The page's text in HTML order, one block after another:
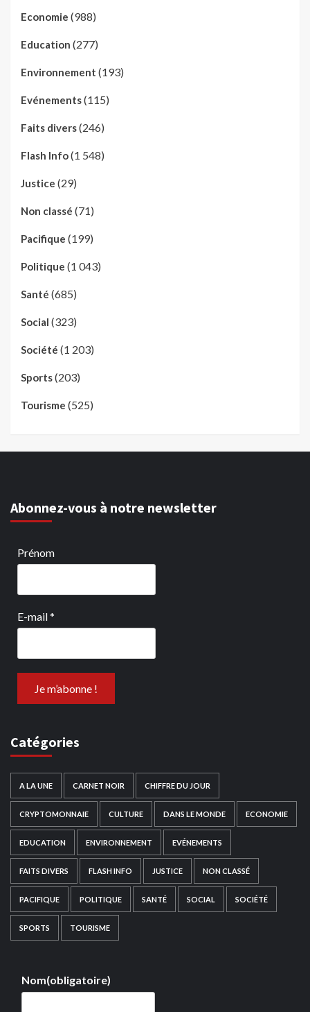
Economie (988)
Education (277)
Environnement (193)
Evénements(115)
Faits divers(246)
Flash Info(1 548)
Justice (29)
Non classé (71)
Pacifique (199)
Politique (1 043)
Santé (685)
Social (323)
Société (1 203)
Sports(203)
Tourisme (525)
Abonnez-vous à notre newsletter
Prénom
E-mail*
Catégories
A LA UNE CARNET NOIR CHIFFRE DU JOUR
CRYPTOMONNAIE CULTURE DANS LE MONDE ECONOMIE
EDUCATION ENVIRONNEMENT EVÉNEMENTS
FAITS DIVERS FLASH INFO JUSTICE NON CLASSÉ
PACIFIQUE POLITIQUE SANTÉ SOCIAL SOCIÉTÉ
SPORTS TOURISME
Nom(obligatoire)